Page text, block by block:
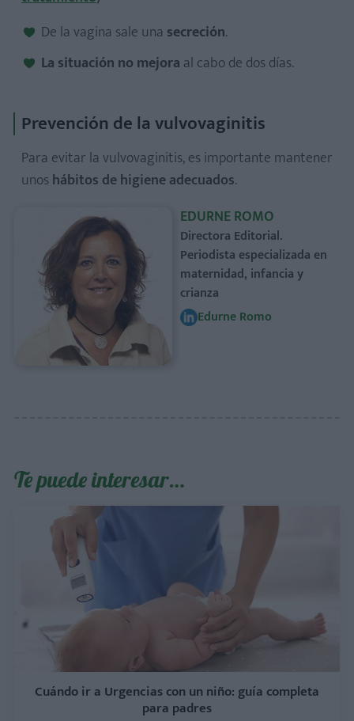
De la vagina sale una secreción.
La situación no mejora al cabo de dos días.
Prevención de la vulvovaginitis
Para evitar la vulvovaginitis, es importante mantener
unos hábitos de higiene adecuados.
EDURNE ROMO
Directora Editorial.
Periodista especializada en
maternidad, infancia y
crianza
Edurne Romo
Te puede interesar…
Cuándo ir a Urgencias con un niño: guía completa
para padres